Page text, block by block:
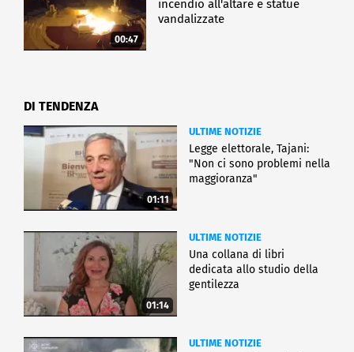
00:47
incendio all'altare e statue
vandalizzate
DI TENDENZA
01:11
ULTIME NOTIZIE
Legge elettorale, Tajani:
"Non ci sono problemi nella
maggioranza"
01:14
ULTIME NOTIZIE
Una collana di libri
dedicata allo studio della
gentilezza
ULTIME NOTIZIE